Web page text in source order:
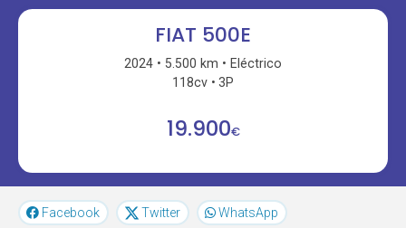
FIAT 500E
2024 5.500 km
Eléctrico
118cv
3P
19.900€
Facebook Twitter WhatsApp